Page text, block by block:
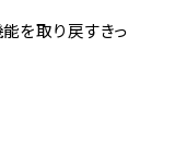
を取り戻すきっ